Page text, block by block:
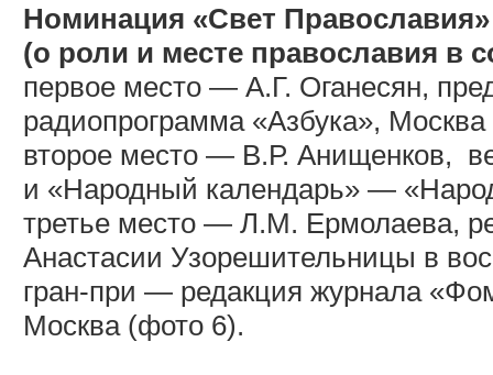
Номинация «Свет Православия»
(о роли и месте православия в
первое место — А.Г. Оганесян,
радиопрограмма «Азбука»,
второе место — В.Р. Анищенков,
и «Народный календарь» —
третье место — Л.М. Ермолаева,
Анастасии Узорешительницы в
гран-при — редакция журнала
Москва (фото 6).